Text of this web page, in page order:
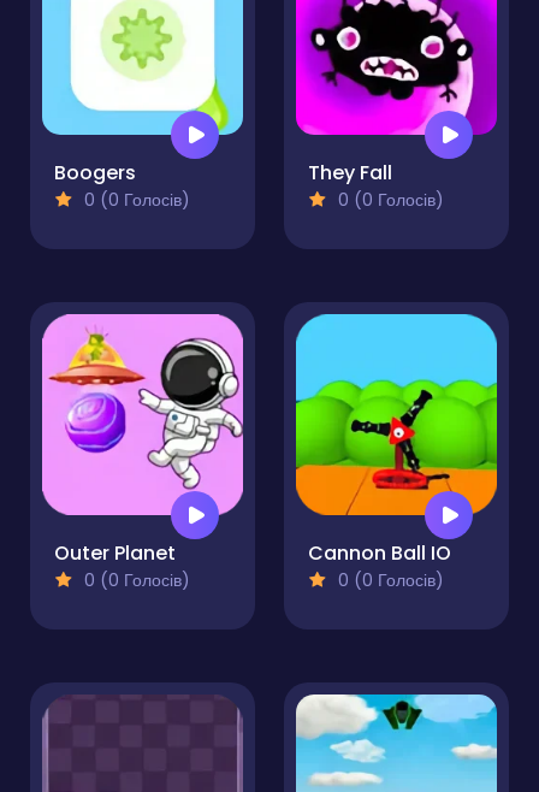
Boogers
0 (0 Голосів)
They Fall
0 (0 Голосів)
Outer Planet
0 (0 Голосів)
Cannon Ball IO
0 (0 Голосів)